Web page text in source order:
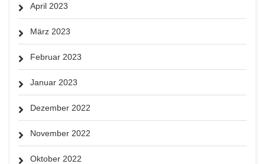
April 2023
März 2023
Februar 2023
Januar 2023
Dezember 2022
November 2022
Oktober 2022